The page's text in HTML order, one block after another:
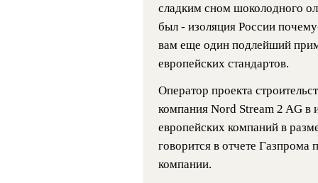
сладким сном шоколодного
был - изоляция России
вам еще один подлейший
европейских стандартов.
Оператор проекта
компания Nord Stream 2 AG в
европейских компаний в
говорится в отчете
компании.